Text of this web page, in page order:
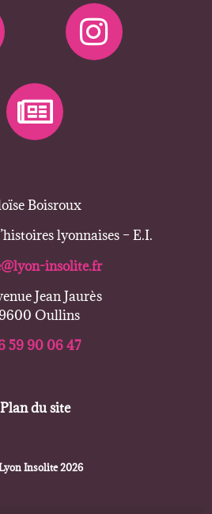
Boisroux
lyonnaises – E.I.
insolite.fr
Jean Jaurès
Oullins
59 90 06 47
Plan du site
Insolite 2026